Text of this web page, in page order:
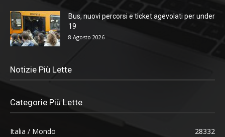
Bus, nuovi percorsi e ticket agevolati per under
19
8 Agosto 2026
Notizie Più Lette
Categorie Più Lette
Italia / Mondo
28332